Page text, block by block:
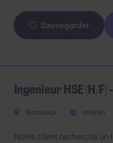
Sauvegarder
Ingénieur HSE (H/
Bordeaux Interim
Notre client recherche un